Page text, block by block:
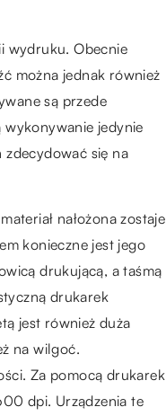
wydruku. Obecnie
można jednak również
są przede
jedynie
zdecydować się na
nałożona zostaje
konieczne jest jego
drukującą, a taśmą
drukarek
jest również duża
na wilgoć.
Za pomocą drukarek
dpi. Urządzenia te